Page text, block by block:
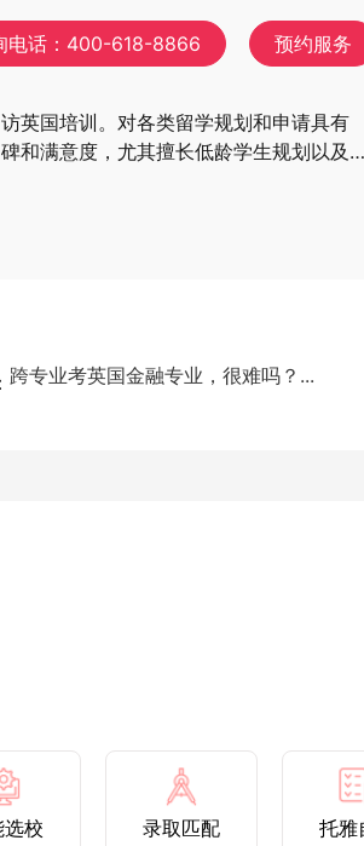
英国培训。对各类留学规划和申请具有
和满意度，尤其擅长低龄学生规划以及
电话：400-618-8866 预约服务
跨专业考英国金融专业，很难吗？...
选校 录取匹配 托雅